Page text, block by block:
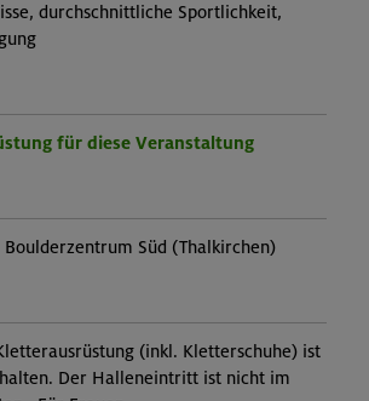
durchschnittliche Sportlichkeit,
für diese Veranstaltung
Boulderzentrum Süd (Thalkirchen)
(inkl. Kletterschuhe) ist
Der Halleneintritt ist nicht im